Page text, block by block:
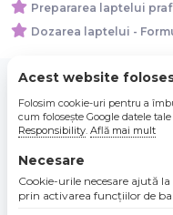
Prepararea laptelui
Dozarea laptelui -
© 2026
Toate preturile sunt
sunt valabile in limita
Acest website
Folosim cookie-uri pentru a
cum folosește Google datele tale
Responsibility. Află mai mult
Necesare
Cookie-urile necesare ajută
prin activarea funcţiilor de